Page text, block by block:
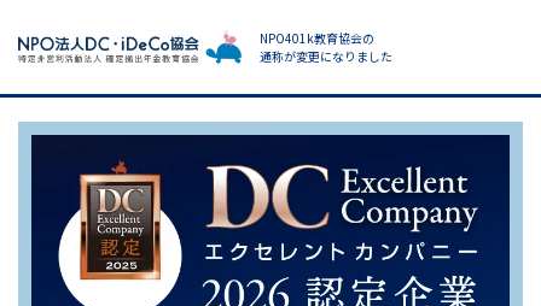
NPO401k教育協会の
通称が変更になりました